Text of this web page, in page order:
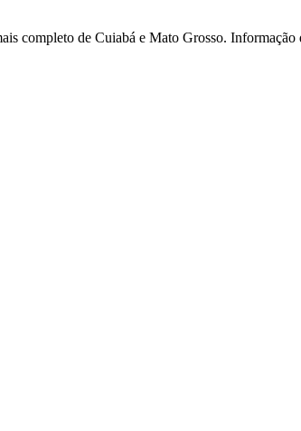
completo de Cuiabá e Mato Grosso.